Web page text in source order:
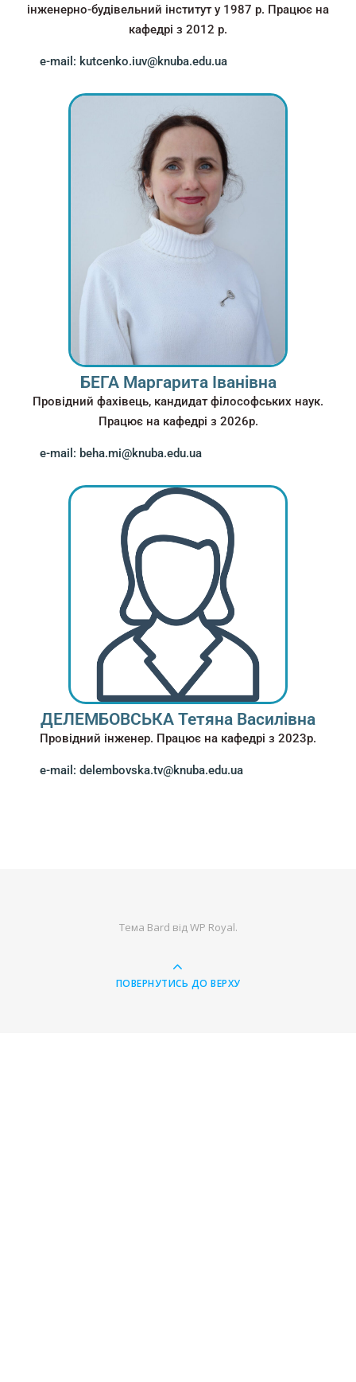
інженерно-будівельний інститут у 1987 р. Працює на
кафедрі з 2012 р.
e-mail: kutcenko.iuv@knuba.edu.ua
БЕГА Маргарита Іванівна
Провідний фахівець, кандидат філософських наук.
Працює на кафедрі з 2026р.
e-mail: beha.mi@knuba.edu.ua
ДЕЛЕМБОВСЬКА Тетяна Василівна
Провідний інженер. Працює на кафедрі з 2023р.
e-mail: delembovska.tv@knuba.edu.ua
Тема Bard відWP Royal.
ПОВЕРНУТИСЬ ДО ВЕРХУ